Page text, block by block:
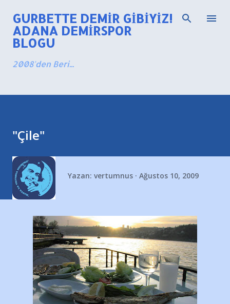
Ana içeriğe atla
GURBETTE DEMIR GIBIYIZ!
ADANA DEMIRSPOR
BLOGU
2008'den Beri...
"Çile"
Yazan: vertumnus Ağustos 10, 2009